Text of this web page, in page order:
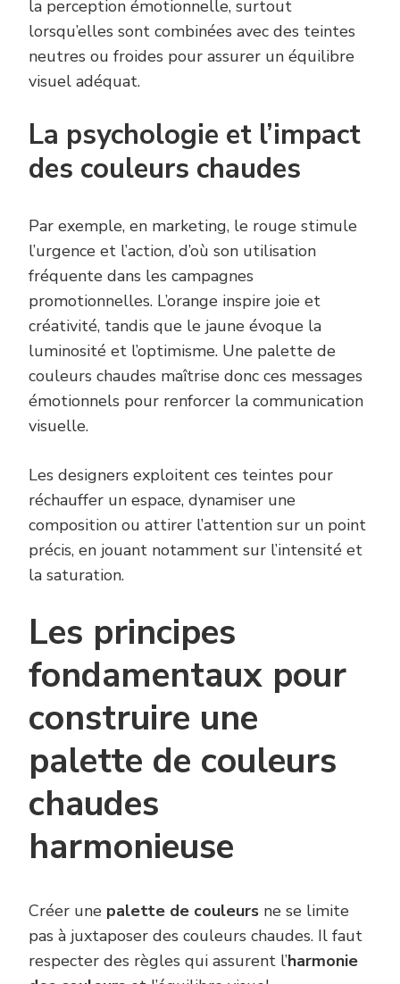
la perception émotionnelle, surtout
lorsqu’elles sont combinées avec des teintes
neutres ou froides pour assurer un équilibre
visuel adéquat.
La psychologie et l’impact
des couleurs chaudes
Par exemple, en marketing, le rouge stimule
l’urgence et l’action, d’où son utilisation
fréquente dans les campagnes
promotionnelles. L’orange inspire joie et
créativité, tandis que le jaune évoque la
luminosité et l’optimisme. Une palette de
couleurs chaudes maîtrise donc ces messages
émotionnels pour renforcer la communication
visuelle.
Les designers exploitent ces teintes pour
réchauffer un espace, dynamiser une
composition ou attirer l’attention sur un point
précis, en jouant notamment sur l’intensité et
la saturation.
Les principes
fondamentaux pour
construire une
palette de couleurs
chaudes
harmonieuse
Créer une palette de couleurs ne se limite
pas à juxtaposer des couleurs chaudes. Il faut
respecter des règles qui assurent l’harmonie